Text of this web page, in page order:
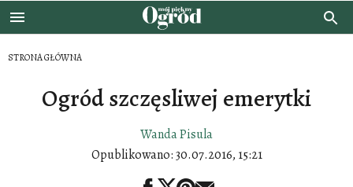
STRONA GŁÓWNA
Ogród szczęsliwej emerytki
Wanda Pisula
Opublikowano:30.07.2016, 15:21